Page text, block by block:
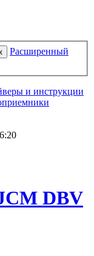
Расширенный
и инструкции
DBV